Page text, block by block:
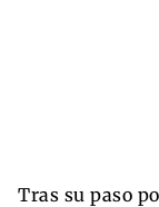
Tras su paso